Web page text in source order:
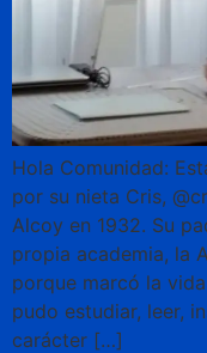
Hola Comunidad:
por su nieta Cris,
Alcoy en 1932. Su
propia academia, la
porque marcó la
pudo estudiar, leer,
carácter […]